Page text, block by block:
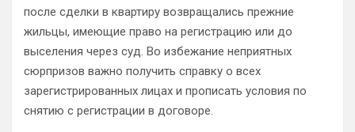
после сделки в квартиру возвращались прежние
жильцы, имеющие право на регистрацию или до
выселения через суд. Во избежание неприятных
сюрпризов важно получить справку о всех
зарегистрированных лицах и прописать условия по
снятию с регистрации в договоре.